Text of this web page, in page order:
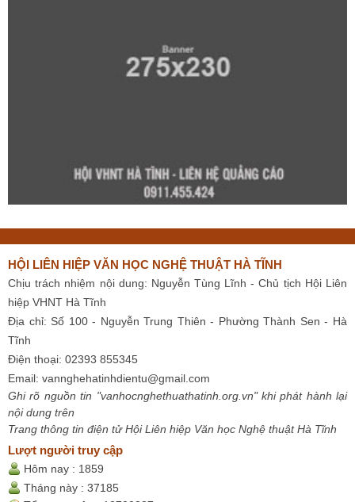
HỘI LIÊN HIỆP VĂN HỌC NGHỆ THUẬT HÀ TĨNH
Chịu trách nhiệm nội dung: Nguyễn Tùng Lĩnh - Chủ tịch Hội Liên
hiệp VHNT Hà Tĩnh
Địa chỉ: Số 100 - Nguyễn Trung Thiên - Phường Thành Sen - Hà
Tĩnh
Điện thoại: 02393 855345
Email: vannghehatinhdientu@gmail.com
Ghi rõ nguồn tin "vanhocnghethuathatinh.org.vn" khi phát hành lại
nội dung trên
Trang thông tin điện tử Hội Liên hiệp Văn học Nghệ thuật Hà Tĩnh
Lượt người truy cập
Hôm nay : 1859
Tháng này : 37185